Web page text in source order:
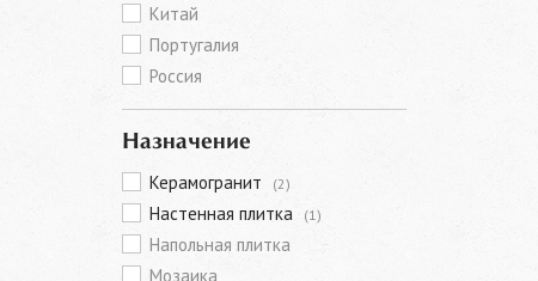
Китай
Португалия
Россия
Назначение
Керамогранит (2)
Настенная плитка (1)
Напольная плитка
Мозаика